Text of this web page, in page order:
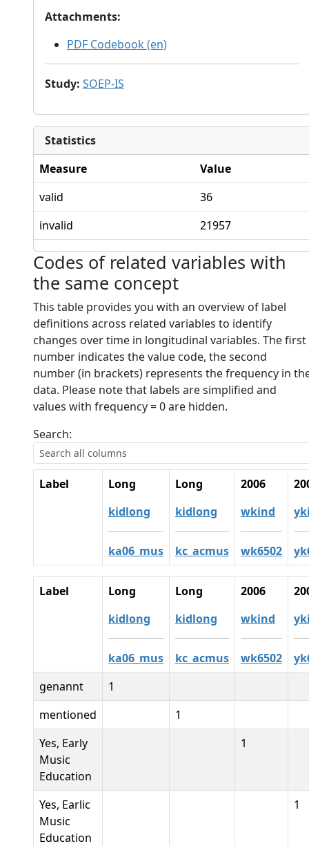
Attachments:
PDF Codebook (en)
Study: SOEP-IS
Statistics
Measure
Value
valid
36
invalid
21957
Codes of related variables with
the same concept
This table provides you with an overview of label
definitions across related variables to identify
changes over time in longitudinal variables. The first
number indicates the value code, the second
number (in brackets) represents the frequency in
data. Please note that labels are simplified and
values with frequency = 0 are hidden.
Search:
Label
Long
kidlong
ka06_mus
Long
kidlong
kc_acmus
2006
wkind
wk6502
Label
Long
kidlong
ka06_mus
Long
kidlong
kc_acmus
2006
wkind
wk6502
genannt
1
mentioned
1
Yes, Early
Music
Education
1
Yes, Earlic
Music
Education
1